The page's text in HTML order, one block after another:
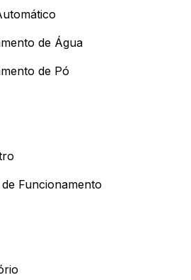
de Água
de Pó
Funcionamento